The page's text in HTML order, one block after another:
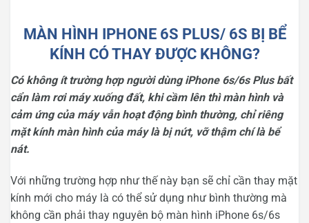
MÀN HÌNH IPHONE 6S PLUS/ 6S BỊ BỂ
KÍNH CÓ THAY ĐƯỢC KHÔNG?
Có không ít trường hợp người dùng iPhone 6s/6s Plus bất
cẩn làm rơi máy xuống đất, khi cầm lên thì màn hình và
cảm ứng của máy vẫn hoạt động bình thường, chỉ riêng
mặt kính màn hình của máy là bị nứt, vỡ thậm chí là bể
nát.
Với những trường hợp như thế này bạn sẽ chỉ cần thay mặt
kính mới cho máy là có thể sử dụng như bình thường mà
không cần phải thay nguyên bộ màn hình iPhone 6s/6s